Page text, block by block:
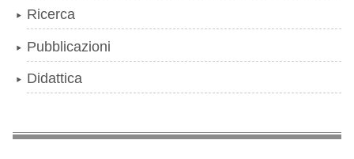
Ricerca
Pubblicazioni
Didattica